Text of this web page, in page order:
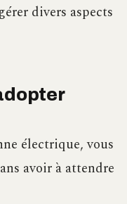
divers aspects
électrique, vous
avoir à attendre